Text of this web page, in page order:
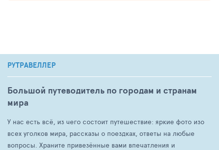
РУТРАВЕЛЛЕР
Большой путеводитель по городам и странам
мира
У нас есть всё, из чего состоит путешествие: яркие фото изо
всех уголков мира, рассказы о поездках, ответы на любые
вопросы. Храните привезённые вами впечатления и